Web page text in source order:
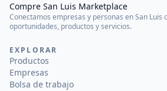
Compre San Luis Marketplace
Conectamos empresas y personas en San Luis
oportunidades, productos y servicios.
EXPLORAR
Productos
Empresas
Bolsa de trabajo